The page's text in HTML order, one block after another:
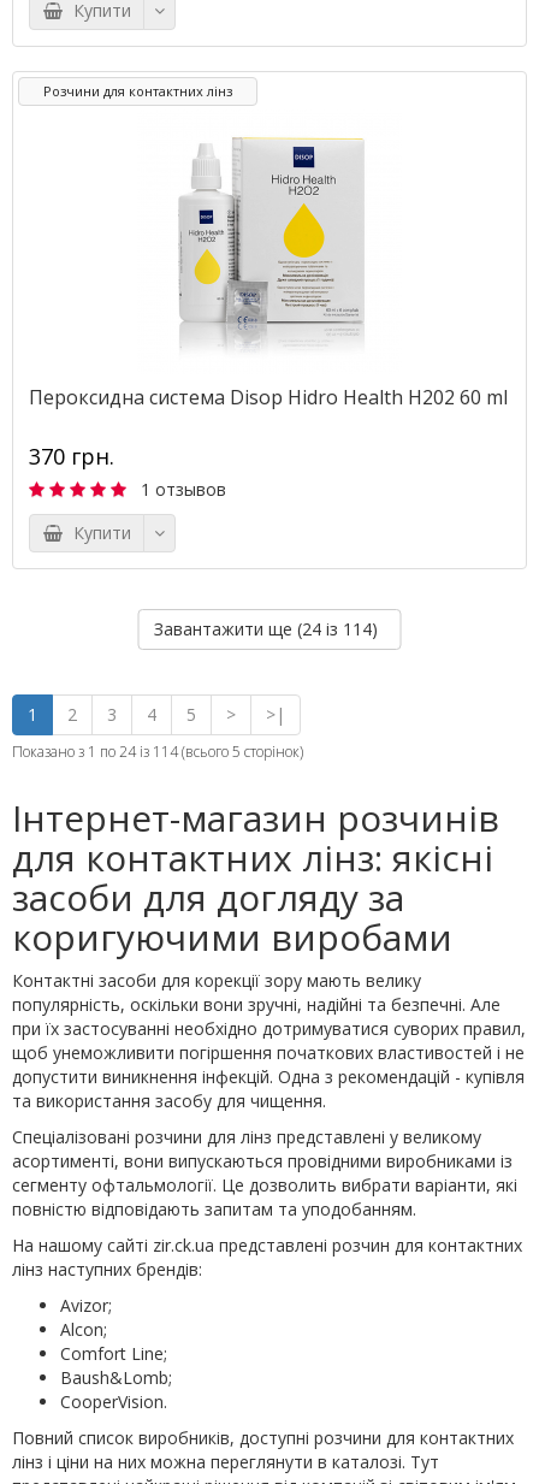
Купити
Розчини для контактних лінз
Пероксидна система Disop Hidro Health H202 60 ml
370 грн.
1 отзывов
Купити
Завантажити ще (24із 114)
1 2 3 4 5 > >|
Показано з 1 по 24 із 114 (всього 5 сторінок)
Інтернет-магазин розчинів
для контактних лінз: якісні
засоби для догляду за
коригуючими виробами
Контактні засоби для корекції зору мають велику
популярність, оскільки вони зручні, надійні та безпечні. Але
при їх застосуванні необхідно дотримуватися суворих правил,
щоб унеможливити погіршення початкових властивостей і не
допустити виникнення інфекцій. Одна з рекомендацій - купівля
та використання засобу для чищення.
Спеціалізовані розчини для лінз представлені у великому
асортименті, вони випускаються провідними виробниками із
сегменту офтальмології. Це дозволить вибрати варіанти, які
повністю відповідають запитам та уподобанням.
На нашому сайті zir.ck.ua представлені розчин для контактних
лінз наступних брендів:
Avizor;
Alcon;
Comfort Line;
Baush&Lomb;
CooperVision.
Повний список виробників, доступні розчини для контактних
лінз і ціни на них можна переглянути в каталозі. Тут